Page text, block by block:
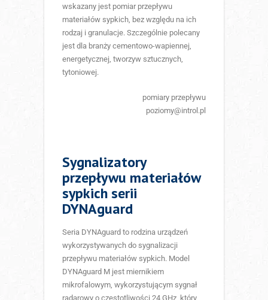
wskazany jest pomiar przepływu
materiałów sypkich, bez względu na ich
rodzaj i granulacje. Szczególnie polecany
jest dla branży cementowo-wapiennej,
energetycznej, tworzyw sztucznych,
tytoniowej.
pomiary przepływu
poziomy@introl.pl
Sygnalizatory
przepływu materiałów
sypkich serii
DYNAguard
Seria DYNAguard to rodzina urządzeń
wykorzystywanych do sygnalizacji
przepływu materiałów sypkich. Model
DYNAguard M jest miernikiem
mikrofalowym, wykorzystującym sygnał
radarowy o częstotliwości 24 GHz, który